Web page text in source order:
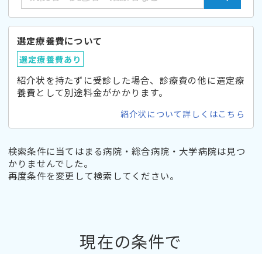
選定療養費について
選定療養費あり
紹介状を持たずに受診した場合、診療費の他に選定療
養費として別途料金がかかります。
紹介状について詳しくはこちら
検索条件に当てはまる病院・総合病院・大学病院は見つ
かりませんでした。
再度条件を変更して検索してください。
現在の条件で